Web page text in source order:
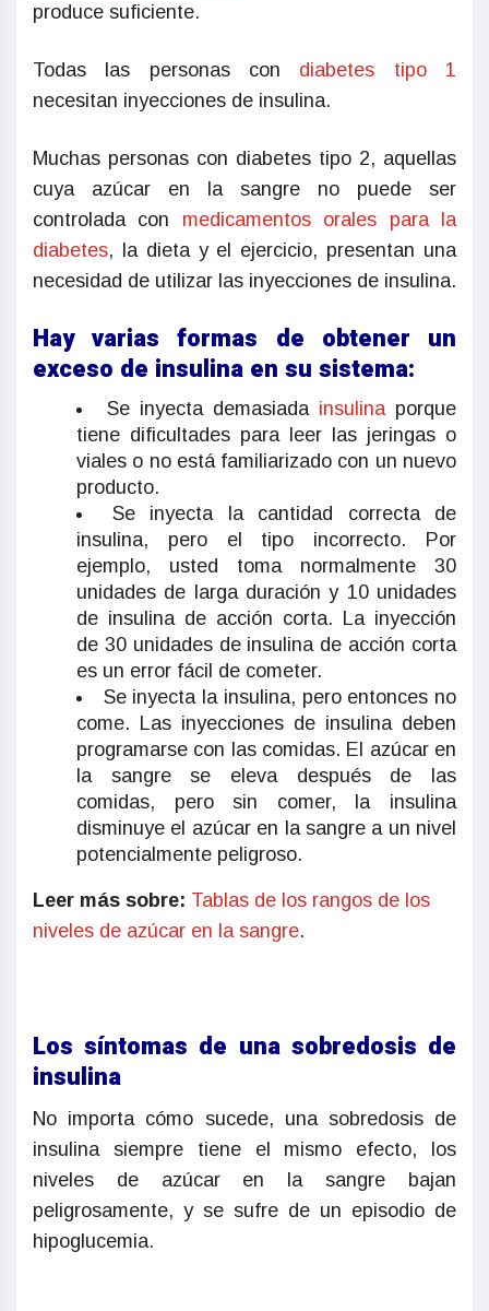
produce suficiente.
Todas las personas con diabetes tipo 1
necesitan inyecciones de insulina.
Muchas personas con diabetes tipo 2, aquellas
cuya azúcar en la sangre no puede ser
controlada con medicamentos orales para la
diabetes, la dieta y el ejercicio, presentan una
necesidad de utilizar las inyecciones de insulina.
Hay varias formas de obtener un
exceso de insulina en su sistema:
Se inyecta demasiada insulinaporque
tiene dificultades para leer las jeringas o
viales o no está familiarizado con un nuevo
producto.
Se inyecta la cantidad correcta de
insulina, pero el tipo incorrecto. Por
ejemplo, usted toma normalmente 30
unidades de larga duración y 10 unidades
de insulina de acción corta. La inyección
de 30 unidades de insulina de acción corta
es un error fácil de cometer.
Se inyecta la insulina, pero entonces no
come. Las inyecciones de insulina deben
programarse con las comidas. El azúcar en
la sangre se eleva después de las
comidas, pero sin comer, la insulina
disminuye el azúcar en la sangre a un nivel
potencialmente peligroso.
Leer más sobre: Tablas de los rangos de los
niveles de azúcar en la sangre.
Los síntomas de una sobredosis de
insulina
No importa cómo sucede, una sobredosis de
insulina siempre tiene el mismo efecto, los
niveles de azúcar en la sangre bajan
peligrosamente, y se sufre de un episodio de
hipoglucemia.